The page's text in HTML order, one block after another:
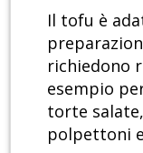
Il tofu è
richiedono
esempio
torte
polpettoni